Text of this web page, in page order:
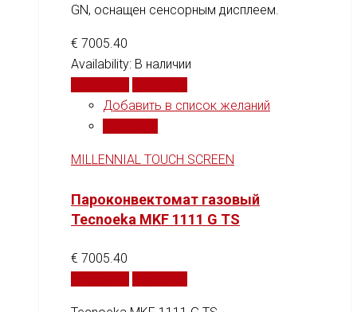
GN, оснащен сенсорным дисплеем.
€ 7005.40
Availability: В наличии
Добавить в список желаний
MILLENNIAL TOUCH SCREEN
Пароконвектомат газовый
Tecnoeka MKF 1111 G TS
€ 7005.40